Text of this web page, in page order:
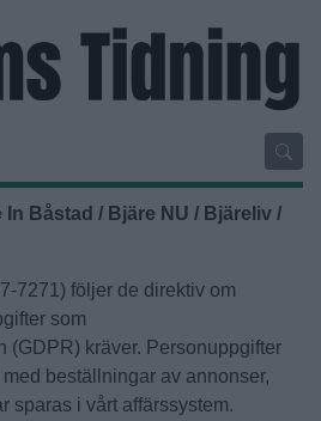
Båstad / Bjäre NU / Bjäreliv /
7271) följer de direktiv om
som
(GDPR) kräver. Personuppgifter
beställningar av annonser,
sparas i vårt affärssystem.